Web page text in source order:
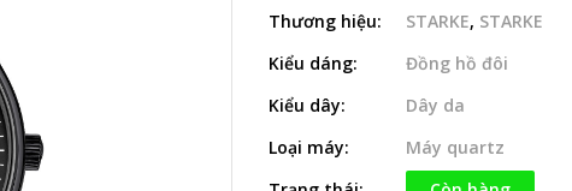
Thương hiệu: STARKE, STARKE
Kiểu dáng:
Đồng hồ đôi
Kiểu dây:
Dây da
Loại máy:
Máy quartz